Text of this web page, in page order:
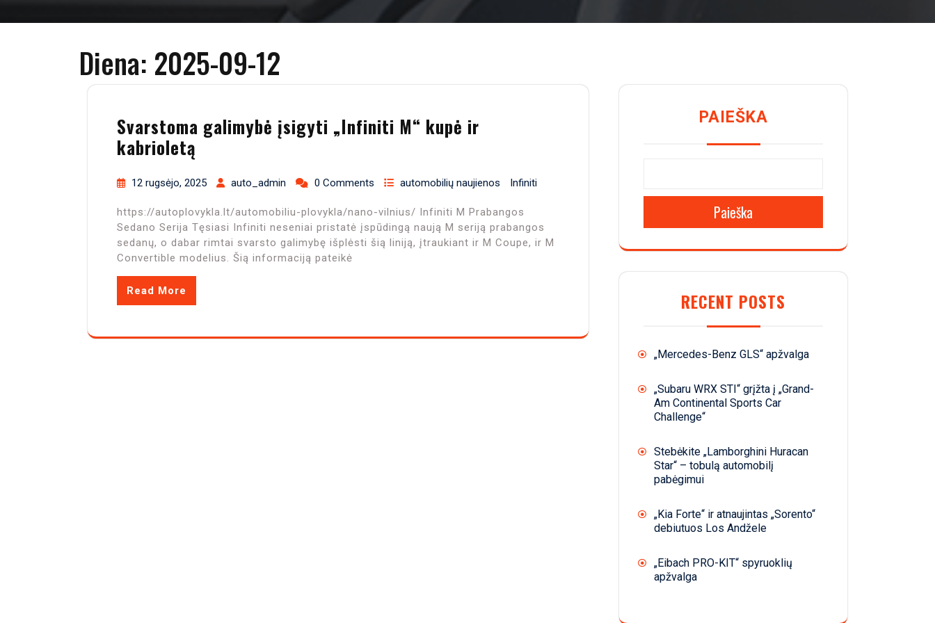
Diena: 2025-09-12
Svarstoma galimybė įsigyti „Infiniti M“ kupė ir
kabrioletą
12 rugsėjo, 2025 auto_admin 0 Comments automobilių naujienos Infiniti
https://autoplovykla.lt/automobiliu-plovykla/nano-vilnius/ Infiniti M Prabangos
Sedano Serija Tęsiasi Infiniti neseniai pristatė įspūdingą naują M seriją prabangos
sedanų, o dabar rimtai svarsto galimybę išplėsti šią liniją, įtraukiant ir M Coupe, ir M
Convertible modelius. Šią informaciją pateikė
Read More
PAIEŠKA
Paieška
RECENT POSTS
„Mercedes-Benz GLS“ apžvalga
„Subaru WRX STI“ grįžta į „Grand-
Am Continental Sports Car
Challenge“
Stebėkite „Lamborghini Huracan
Star“ – tobulą automobilį
pabėgimui
„Kia Forte“ ir atnaujintas „Sorento“
debiutuos Los Andžele
„Eibach PRO-KIT“ spyruoklių
apžvalga